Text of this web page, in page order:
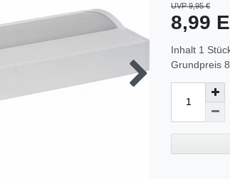
UVP 9,95 €
8,99
Inhalt 1
Grundpreis